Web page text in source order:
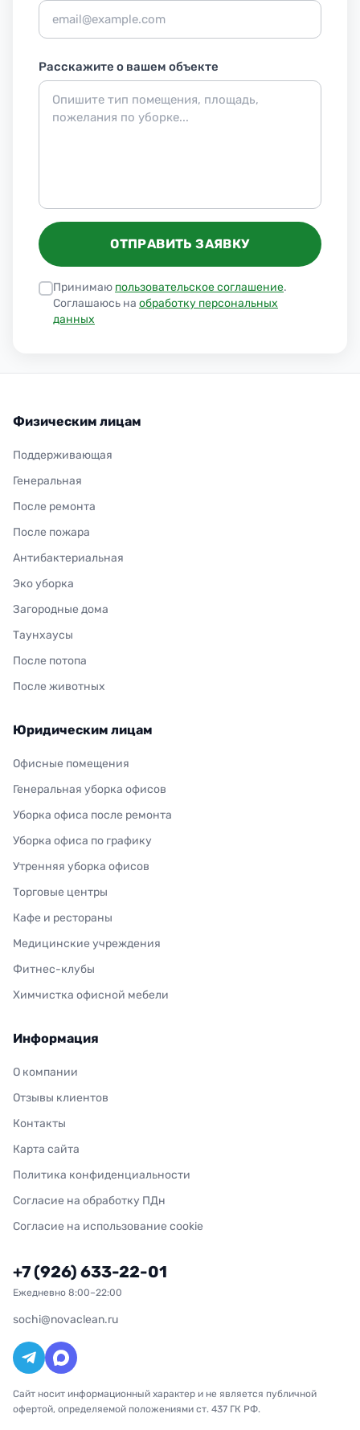
Расскажите о вашем объекте
ОТПРАВИТЬ ЗАЯВКУ
Принимаю пользовательское соглашение.
Соглашаюсь на обработку персональных
данных
Физическим лицам
Поддерживающая
Генеральная
После ремонта
После пожара
Антибактериальная
Эко уборка
Загородные дома
Таунхаусы
После потопа
После животных
Юридическим лицам
Офисные помещения
Генеральная уборка офисов
Уборка офиса после ремонта
Уборка офиса по графику
Утренняя уборка офисов
Торговые центры
Кафе и рестораны
Медицинские учреждения
Фитнес-клубы
Химчистка офисной мебели
Информация
О компании
Отзывы клиентов
Контакты
Карта сайта
Политика конфиденциальности
Согласие на обработку ПДн
Согласие на использование cookie
+7 (926) 633-22-01
Ежедневно 8:00–22:00
sochi@novaclean.ru
Сайт носит информационный характер и не является публичной
офертой, определяемой положениями ст. 437 ГК РФ.